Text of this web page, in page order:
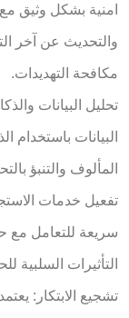
امنية بشكل وثيق مع
والتحديث عن آخر
مكافحة التهديدات.
تحليل البيانات
البيانات باستخدام
المألوف والتنبؤ
تفعيل خدمات
سريعة للتعامل مع
التأثيرات السلبية
تشجيع الابتكار: